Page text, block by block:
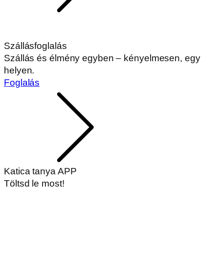
Szállásfoglalás
Szállás és élmény egyben – kényelmesen, egy
helyen.
Foglalás
Katica tanya APP
Töltsd le most!